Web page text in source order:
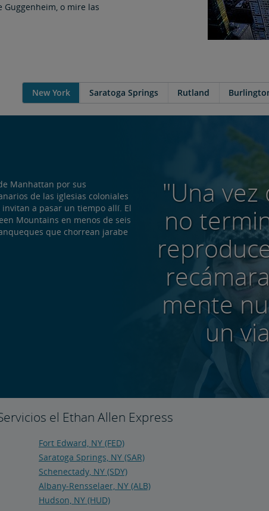
o mire las
New York Saratoga Springs Rutland
Manhattan por sus
de las iglesias coloniales
a pasar un tiempo allí. El
Mountains en menos de seis
que chorrean jarabe
"Una vez
no
mente
un
el Ethan Allen Express
Fort Edward, NY (FED)
Saratoga Springs, NY (SAR)
Schenectady, NY (SDY)
Albany-Rensselaer, NY (ALB)
Hudson, NY (HUD)